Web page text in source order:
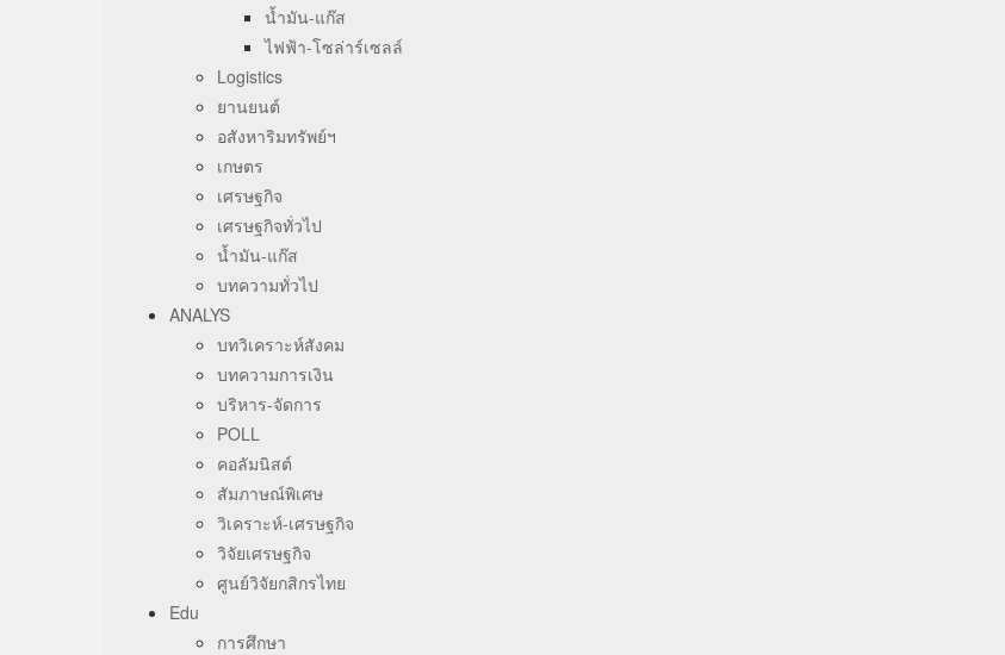
น้ำมัน-แก๊ส
ไฟฟ้า-โซล่าร์เซลล์
Logistics
ยานยนต์
อสังหาริมทรัพย์ฯ
เกษตร
เศรษฐกิจ
เศรษฐกิจทั่วไป
น้ำมัน-แก๊ส
บทความทั่วไป
ANALYS
บทวิเคราะห์สังคม
บทความการเงิน
บริหาร-จัดการ
POLL
คอลัมนิสต์
สัมภาษณ์พิเศษ
วิเคราะห์-เศรษฐกิจ
วิจัยเศรษฐกิจ
ศูนย์วิจัยกสิกรไทย
Edu
การศึกษา